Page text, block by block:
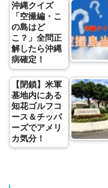
沖縄クイズ
「空撮編・こ
の島はど
こ？」全問正
解したら沖縄
病確定！
【閉鎖】米軍
基地内にある
知花ゴルフコ
ース＆チッパ
ーズでアメリ
カ気分！